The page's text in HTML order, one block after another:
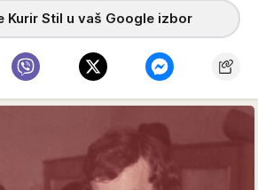
Kurir Stil u vaš Google izbor